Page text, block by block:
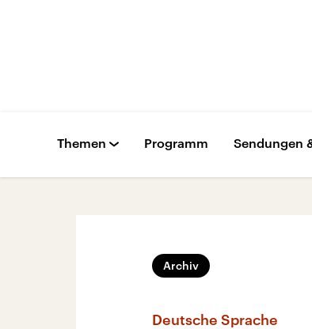
Themen Programm Sendungen
Archiv
Deutsche Sprache